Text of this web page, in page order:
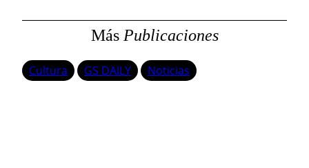
MásPublicaciones
Cultura GS DAILY Noticias